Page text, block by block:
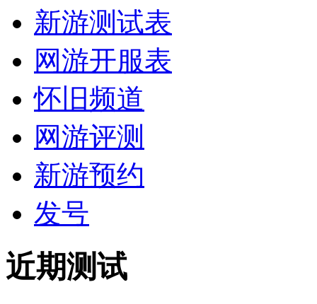
新游测试表
网游开服表
怀旧频道
网游评测
新游预约
发号
近期测试